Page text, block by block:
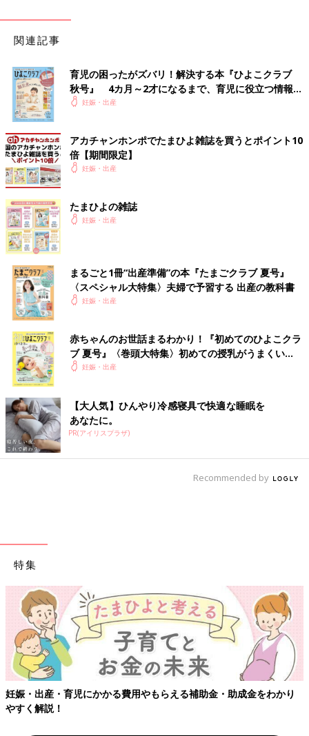
関連記事
育児の困ったがズバリ！解決する本『ひよこクラブ
秋号』 4カ月～2才になるまで、育児に役立つ情報が
いっぱい！
妊娠・出産
アカチャンホンポでたまひよ雑誌を買うとポイント10
倍【期間限定】
妊娠・出産
たまひよの雑誌
妊娠・出産
まるごと1冊“出産準備”の本『たまごクラブ 夏号』
〈スペシャル大特集〉夫婦で予習する 出産の教科書
妊娠・出産
赤ちゃんのお世話まるわかり！『初めてのひよこクラ
ブ 夏号』〈巻頭大特集〉初めての授乳がうまくい
く！ おっぱい・ミルクの基本と夏のトラブル 解決テ
妊娠・出産
【大人気】ひんやり冷感寝具で快適な睡眠を
あなたに。
PR(アイリスプラザ)
Recommended by
特集
妊娠・出産・育児にかかる費用やもらえる補助金・助成金をわかり
やすく解説！